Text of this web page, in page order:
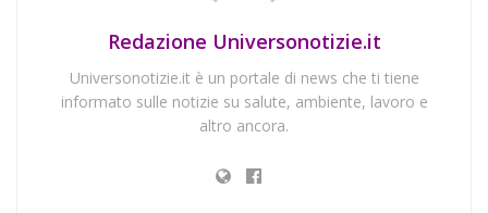
Redazione Universonotizie.it
Universonotizie.it è un portale di news che ti tiene
informato sulle notizie su salute, ambiente, lavoro e
altro ancora.